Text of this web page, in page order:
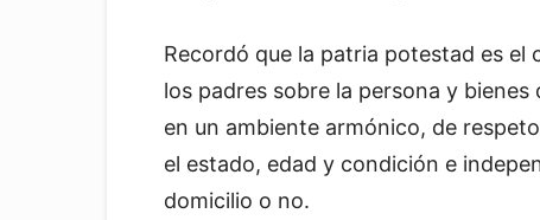
Recordó que la patria potestad es
los padres sobre la persona y
en un ambiente armónico, de
el estado, edad y condición e
domicilio o no.